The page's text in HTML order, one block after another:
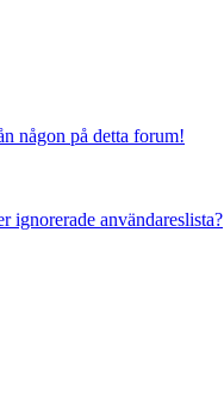
någon på detta forum!
ignorerade användareslista?